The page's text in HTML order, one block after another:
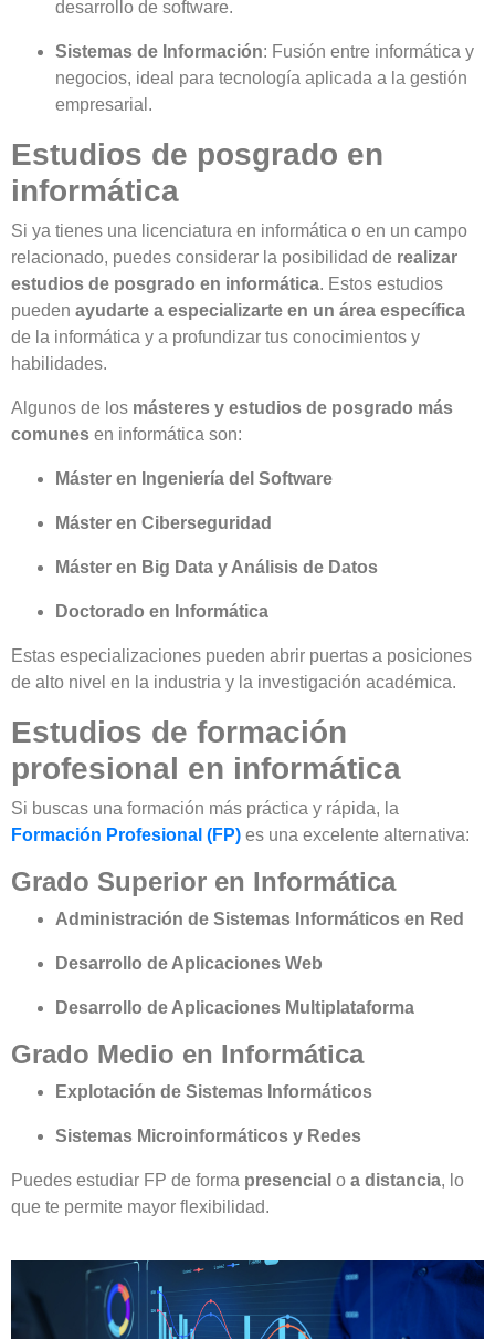
desarrollo de software.
Sistemas de Información: Fusión entre informática y
negocios, ideal para tecnología aplicada a la gestión
empresarial.
Estudios de posgrado en
informática
Si ya tienes una licenciatura en informática o en un campo
relacionado, puedes considerar la posibilidad de realizar
estudios de posgrado en informática. Estos estudios
pueden ayudarte a especializarte en un área específica
de la informática y a profundizar tus conocimientos y
habilidades.
Algunos de los másteres y estudios de posgrado más
comunes en informática son:
Máster en Ingeniería del Software
Máster en Ciberseguridad
Máster en Big Data y Análisis de Datos
Doctorado en Informática
Estas especializaciones pueden abrir puertas a posiciones
de alto nivel en la industria y la investigación académica.
Estudios de formación
profesional en informática
Si buscas una formación más práctica y rápida, la
Formación Profesional (FP) es una excelente alternativa:
Grado Superior en Informática
Administración de Sistemas Informáticos en Red
Desarrollo de Aplicaciones Web
Desarrollo de Aplicaciones Multiplataforma
Grado Medio en Informática
Explotación de Sistemas Informáticos
Sistemas Microinformáticos y Redes
Puedes estudiar FP de forma presencial o a distancia, lo
que te permite mayor flexibilidad.